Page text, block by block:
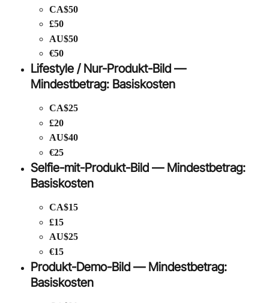
CA$50
£50
AU$50
€50
Lifestyle / Nur-Produkt-Bild —
Mindestbetrag: Basiskosten
CA$25
£20
AU$40
€25
Selfie-mit-Produkt-Bild — Mindestbetrag:
Basiskosten
CA$15
£15
AU$25
€15
Produkt-Demo-Bild — Mindestbetrag:
Basiskosten